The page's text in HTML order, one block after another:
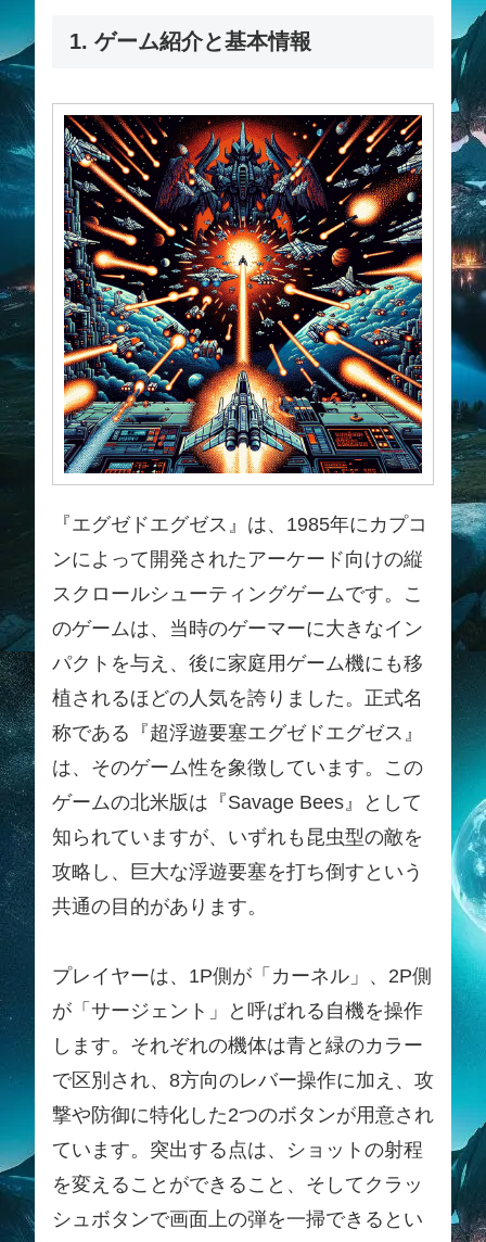
1. ゲーム紹介と基本情報
『エグゼドエグゼス』は、1985年にカプコ
ンによって開発されたアーケード向けの縦
スクロールシューティングゲームです。こ
のゲームは、当時のゲーマーに大きなイン
パクトを与え、後に家庭用ゲーム機にも移
植されるほどの人気を誇りました。正式名
称である『超浮遊要塞エグゼドエグゼス』
は、そのゲーム性を象徴しています。この
ゲームの北米版は『Savage Bees』として
知られていますが、いずれも昆虫型の敵を
攻略し、巨大な浮遊要塞を打ち倒すという
共通の目的があります。
プレイヤーは、1P側が「カーネル」、2P側
が「サージェント」と呼ばれる自機を操作
します。それぞれの機体は青と緑のカラー
で区別され、8方向のレバー操作に加え、攻
撃や防御に特化した2つのボタンが用意され
ています。突出する点は、ショットの射程
を変えることができること、そしてクラッ
シュボタンで画面上の弾を一掃できるとい